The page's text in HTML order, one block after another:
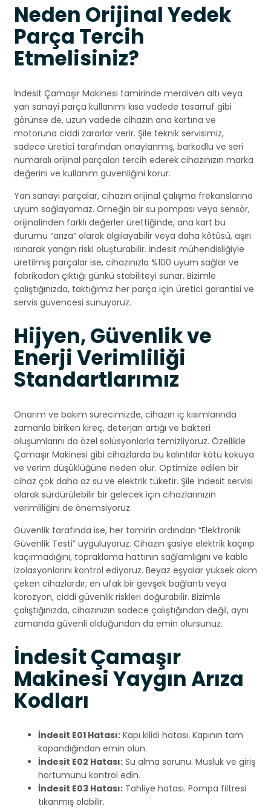
Neden Orijinal Yedek
Parça Tercih
Etmelisiniz?
İndesit Çamaşır Makinesi tamirinde merdiven altı veya
yan sanayi parça kullanımı kısa vadede tasarruf gibi
görünse de, uzun vadede cihazın ana kartına ve
motoruna ciddi zararlar verir. Şile teknik servisimiz,
sadece üretici tarafından onaylanmış, barkodlu ve seri
numaralı orijinal parçaları tercih ederek cihazınızın marka
değerini ve kullanım güvenliğini korur.
Yan sanayi parçalar, cihazın orijinal çalışma frekanslarına
uyum sağlayamaz. Örneğin bir su pompası veya sensör,
orijinalinden farklı değerler ürettiğinde, ana kart bu
durumu “arıza” olarak algılayabilir veya daha kötüsü, aşırı
ısınarak yangın riski oluşturabilir. İndesit mühendisliğiyle
üretilmiş parçalar ise, cihazınızla %100 uyum sağlar ve
fabrikadan çıktığı günkü stabiliteyi sunar. Bizimle
çalıştığınızda, taktığımız her parça için üretici garantisi ve
servis güvencesi sunuyoruz.
Hijyen, Güvenlik ve
Enerji Verimliliği
Standartlarımız
Onarım ve bakım sürecimizde, cihazın iç kısımlarında
zamanla biriken kireç, deterjan artığı ve bakteri
oluşumlarını da özel solüsyonlarla temizliyoruz. Özellikle
Çamaşır Makinesi gibi cihazlarda bu kalıntılar kötü kokuya
ve verim düşüklüğüne neden olur. Optimize edilen bir
cihaz çok daha az su ve elektrik tüketir. Şile İndesit servisi
olarak sürdürülebilir bir gelecek için cihazlarınızın
verimliliğini de önemsiyoruz.
Güvenlik tarafında ise, her tamirin ardından “Elektronik
Güvenlik Testi” uyguluyoruz. Cihazın şasiye elektrik kaçırıp
kaçırmadığını, topraklama hattının sağlamlığını ve kablo
izolasyonlarını kontrol ediyoruz. Beyaz eşyalar yüksek akım
çeken cihazlardır; en ufak bir gevşek bağlantı veya
korozyon, ciddi güvenlik riskleri doğurabilir. Bizimle
çalıştığınızda, cihazınızın sadece çalıştığından değil, aynı
zamanda güvenli olduğundan da emin olursunuz.
İndesit Çamaşır
Makinesi Yaygın Arıza
Kodları
İndesit E01 Hatası: Kapı kilidi hatası. Kapının tam
kapandığından emin olun.
İndesit E02 Hatası: Su alma sorunu. Musluk ve giriş
hortumunu kontrol edin.
İndesit E03 Hatası: Tahliye hatası. Pompa filtresi
tıkanmış olabilir.